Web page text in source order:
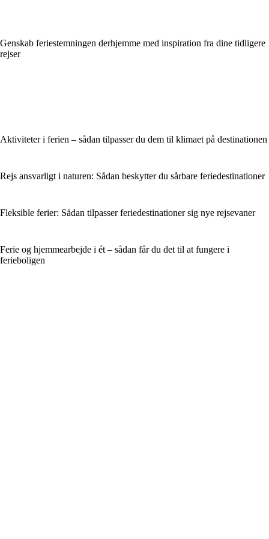
Genskab feriestemningen derhjemme med inspiration fra dine tidligere
rejser
Aktiviteter i ferien – sådan tilpasser du dem til klimaet på destinationen
Rejs ansvarligt i naturen: Sådan beskytter du sårbare feriedestinationer
Fleksible ferier: Sådan tilpasser feriedestinationer sig nye rejsevaner
Ferie og hjemmearbejde i ét – sådan får du det til at fungere i
ferieboligen